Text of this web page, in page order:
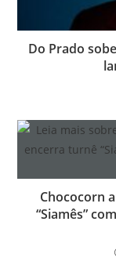
Do Prado
Chococorn
“Siamês”